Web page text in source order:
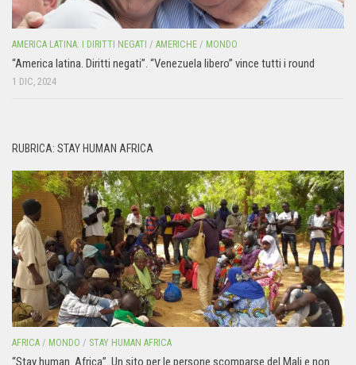
AMERICA LATINA: I DIRITTI NEGATI / AMERICHE / MONDO
“America latina. Diritti negati”. “Venezuela libero” vince tutti i round
1 DIC, 2024
RUBRICA: STAY HUMAN AFRICA
AFRICA / MONDO / STAY HUMAN AFRICA
“Stay human. Africa”. Un sito per le persone scomparse del Mali e non